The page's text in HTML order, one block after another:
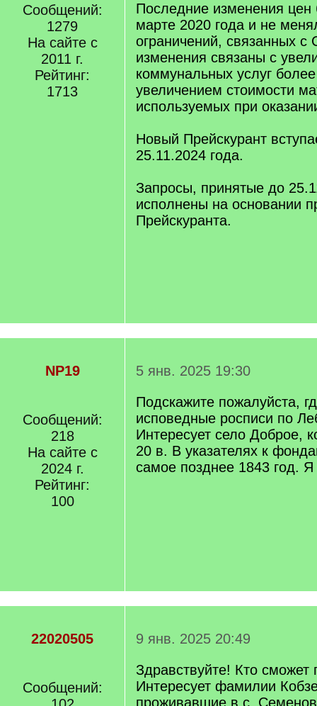
Сообщений:
1279
На сайте с
2011 г.
Рейтинг:
1713
Последние изменения
марте 2020 года и не
ограничений, связанных
изменения связаны с
коммунальных услуг
увеличением стоимости
используемых при
Новый Прейскурант
25.11.2024 года.
Запросы, принятые до
исполнены на основании
Прейскуранта.
NP19
Сообщений:
218
На сайте с
2024 г.
Рейтинг:
100
5 янв. 2025 19:30
Подскажите пожалуйста,
исповедные росписи по
Интересует село Доброе,
20 в. В указателях к
самое позднее 1843 год.
22020505
Сообщений:
9 янв. 2025 20:49
Здравствуйте! Кто сможет
Интересует фамилии
проживавшие в с.